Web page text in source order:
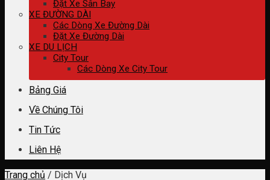
Đặt Xe Sân Bay
XE ĐƯỜNG DÀI
Các Dòng Xe Đường Dài
Đặt Xe Đường Dài
XE DU LỊCH
City Tour
Các Dòng Xe City Tour
Bảng Giá
Về Chúng Tôi
Tin Tức
Liên Hệ
Trang chủ / Dịch Vụ